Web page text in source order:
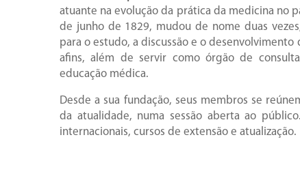
atuante na evolução da prática da medicina no
de junho de 1829, mudou de nome duas
para o estudo, a discussão e o
afins, além de servir como órgão de
educação médica.
Desde a sua fundação, seus membros se
da atualidade, numa sessão aberta ao
internacionais, cursos de extensão e atualização.